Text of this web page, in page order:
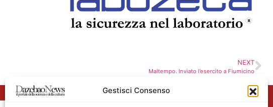
Gestisci Consenso
NEXT
Maltempo. Inviato l’esercito a Fiumicino
Nome